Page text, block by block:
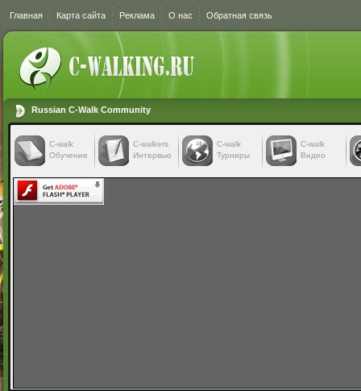
Главная Карта сайта Реклама О нас Обратная связь
Russian C-Walk Community
C-walk
Обучение
C-walkers
Интервью
С-walk
Турниры
С-walk
Видео